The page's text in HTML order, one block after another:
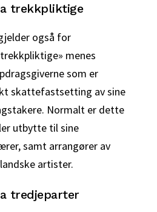
trekkpliktige
også for
menes
som er
skattefastsetting av sine
Normalt er dette
utbytte til sine
samt arrangører av
artister.
tredjeparter